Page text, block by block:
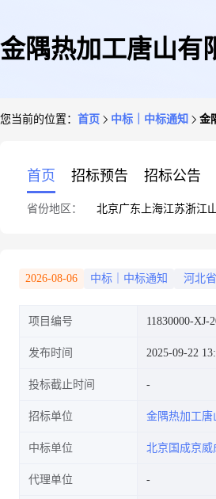
金隅热加工唐山有
您当前的位置： 首页 中标｜中标通知 金
首页 招标预告 招标公告
省份地区： 北京广东 上海江苏浙江
2026-08-06 中标｜中标通知 河北省
项目编号 11830000-XJ-
发布时间 2025-09-22
投标截止时间
招标单位 金隅热加工唐
中标单位 北京国成京威
代理单位